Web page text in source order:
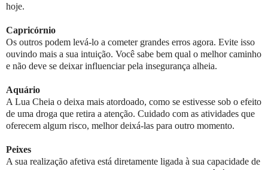
hoje.
Capricórnio
Os outros podem levá-lo a cometer grandes erros agora. Evite isso
ouvindo mais a sua intuição. Você sabe bem qual o melhor caminho
e não deve se deixar influenciar pela insegurança alheia.
Aquário
A Lua Cheia o deixa mais atordoado, como se estivesse sob o efeito
de uma droga que retira a atenção. Cuidado com as atividades que
oferecem algum risco, melhor deixá-las para outro momento.
Peixes
A sua realização afetiva está diretamente ligada à sua capacidade de